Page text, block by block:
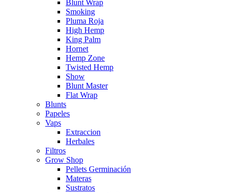
Blunt Wrap
Smoking
Pluma Roja
High Hemp
King Palm
Hornet
Hemp Zone
Twisted Hemp
Show
Blunt Master
Flat Wrap
Blunts
Papeles
Vaps
Extraccion
Herbales
Filtros
Grow Shop
Pellets Germinación
Materas
Sustratos